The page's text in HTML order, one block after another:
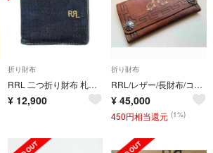
折り財布
RRL 二つ折り財布 札入れ デニム ロゴ 紺 ネイビー ■GY18 /MQ
¥ 12,900
折り財布
RRL/レザー/長財布/コンチョ/ラルフローレン/ミドルウォレット/カードケース
¥ 45,000
450円相当還元 (1%)